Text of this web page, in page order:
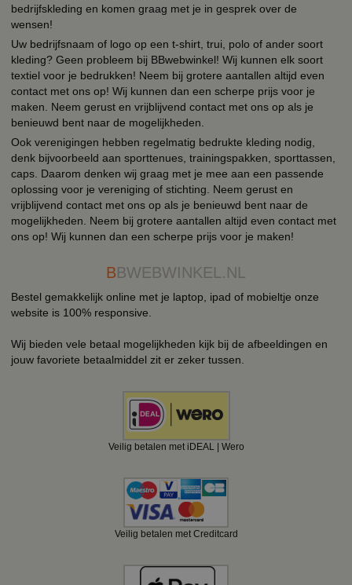
bedrijfskleding en komen graag met je in gesprek over de
wensen!
Uw bedrijfsnaam of logo op een t-shirt, trui, polo of ander soort
kleding? Geen probleem bij BBwebwinkel! Wij kunnen elk soort
textiel voor je bedrukken! Neem bij grotere aantallen altijd even
contact met ons op! Wij kunnen dan een scherpe prijs voor je
maken. Neem gerust en vrijblijvend contact met ons op als je
benieuwd bent naar de mogelijkheden.
Ook verenigingen hebben regelmatig bedrukte kleding nodig,
denk bijvoorbeeld aan sporttenues, trainingspakken, sporttassen,
caps. Daarom denken wij graag met je mee aan een passende
oplossing voor je vereniging of stichting. Neem gerust en
vrijblijvend contact met ons op als je benieuwd bent naar de
mogelijkheden. Neem bij grotere aantallen altijd even contact met
ons op! Wij kunnen dan een scherpe prijs voor je maken!
BBWEBWINKEL.NL
Bestel gemakkelijk online met je laptop, ipad of mobieltje onze
website is 100% responsive.
Wij bieden vele betaal mogelijkheden kijk bij de afbeeldingen en
jouw favoriete betaalmiddel zit er zeker tussen.
Veilig betalen met iDEAL | Wero
Veilig betalen met Creditcard